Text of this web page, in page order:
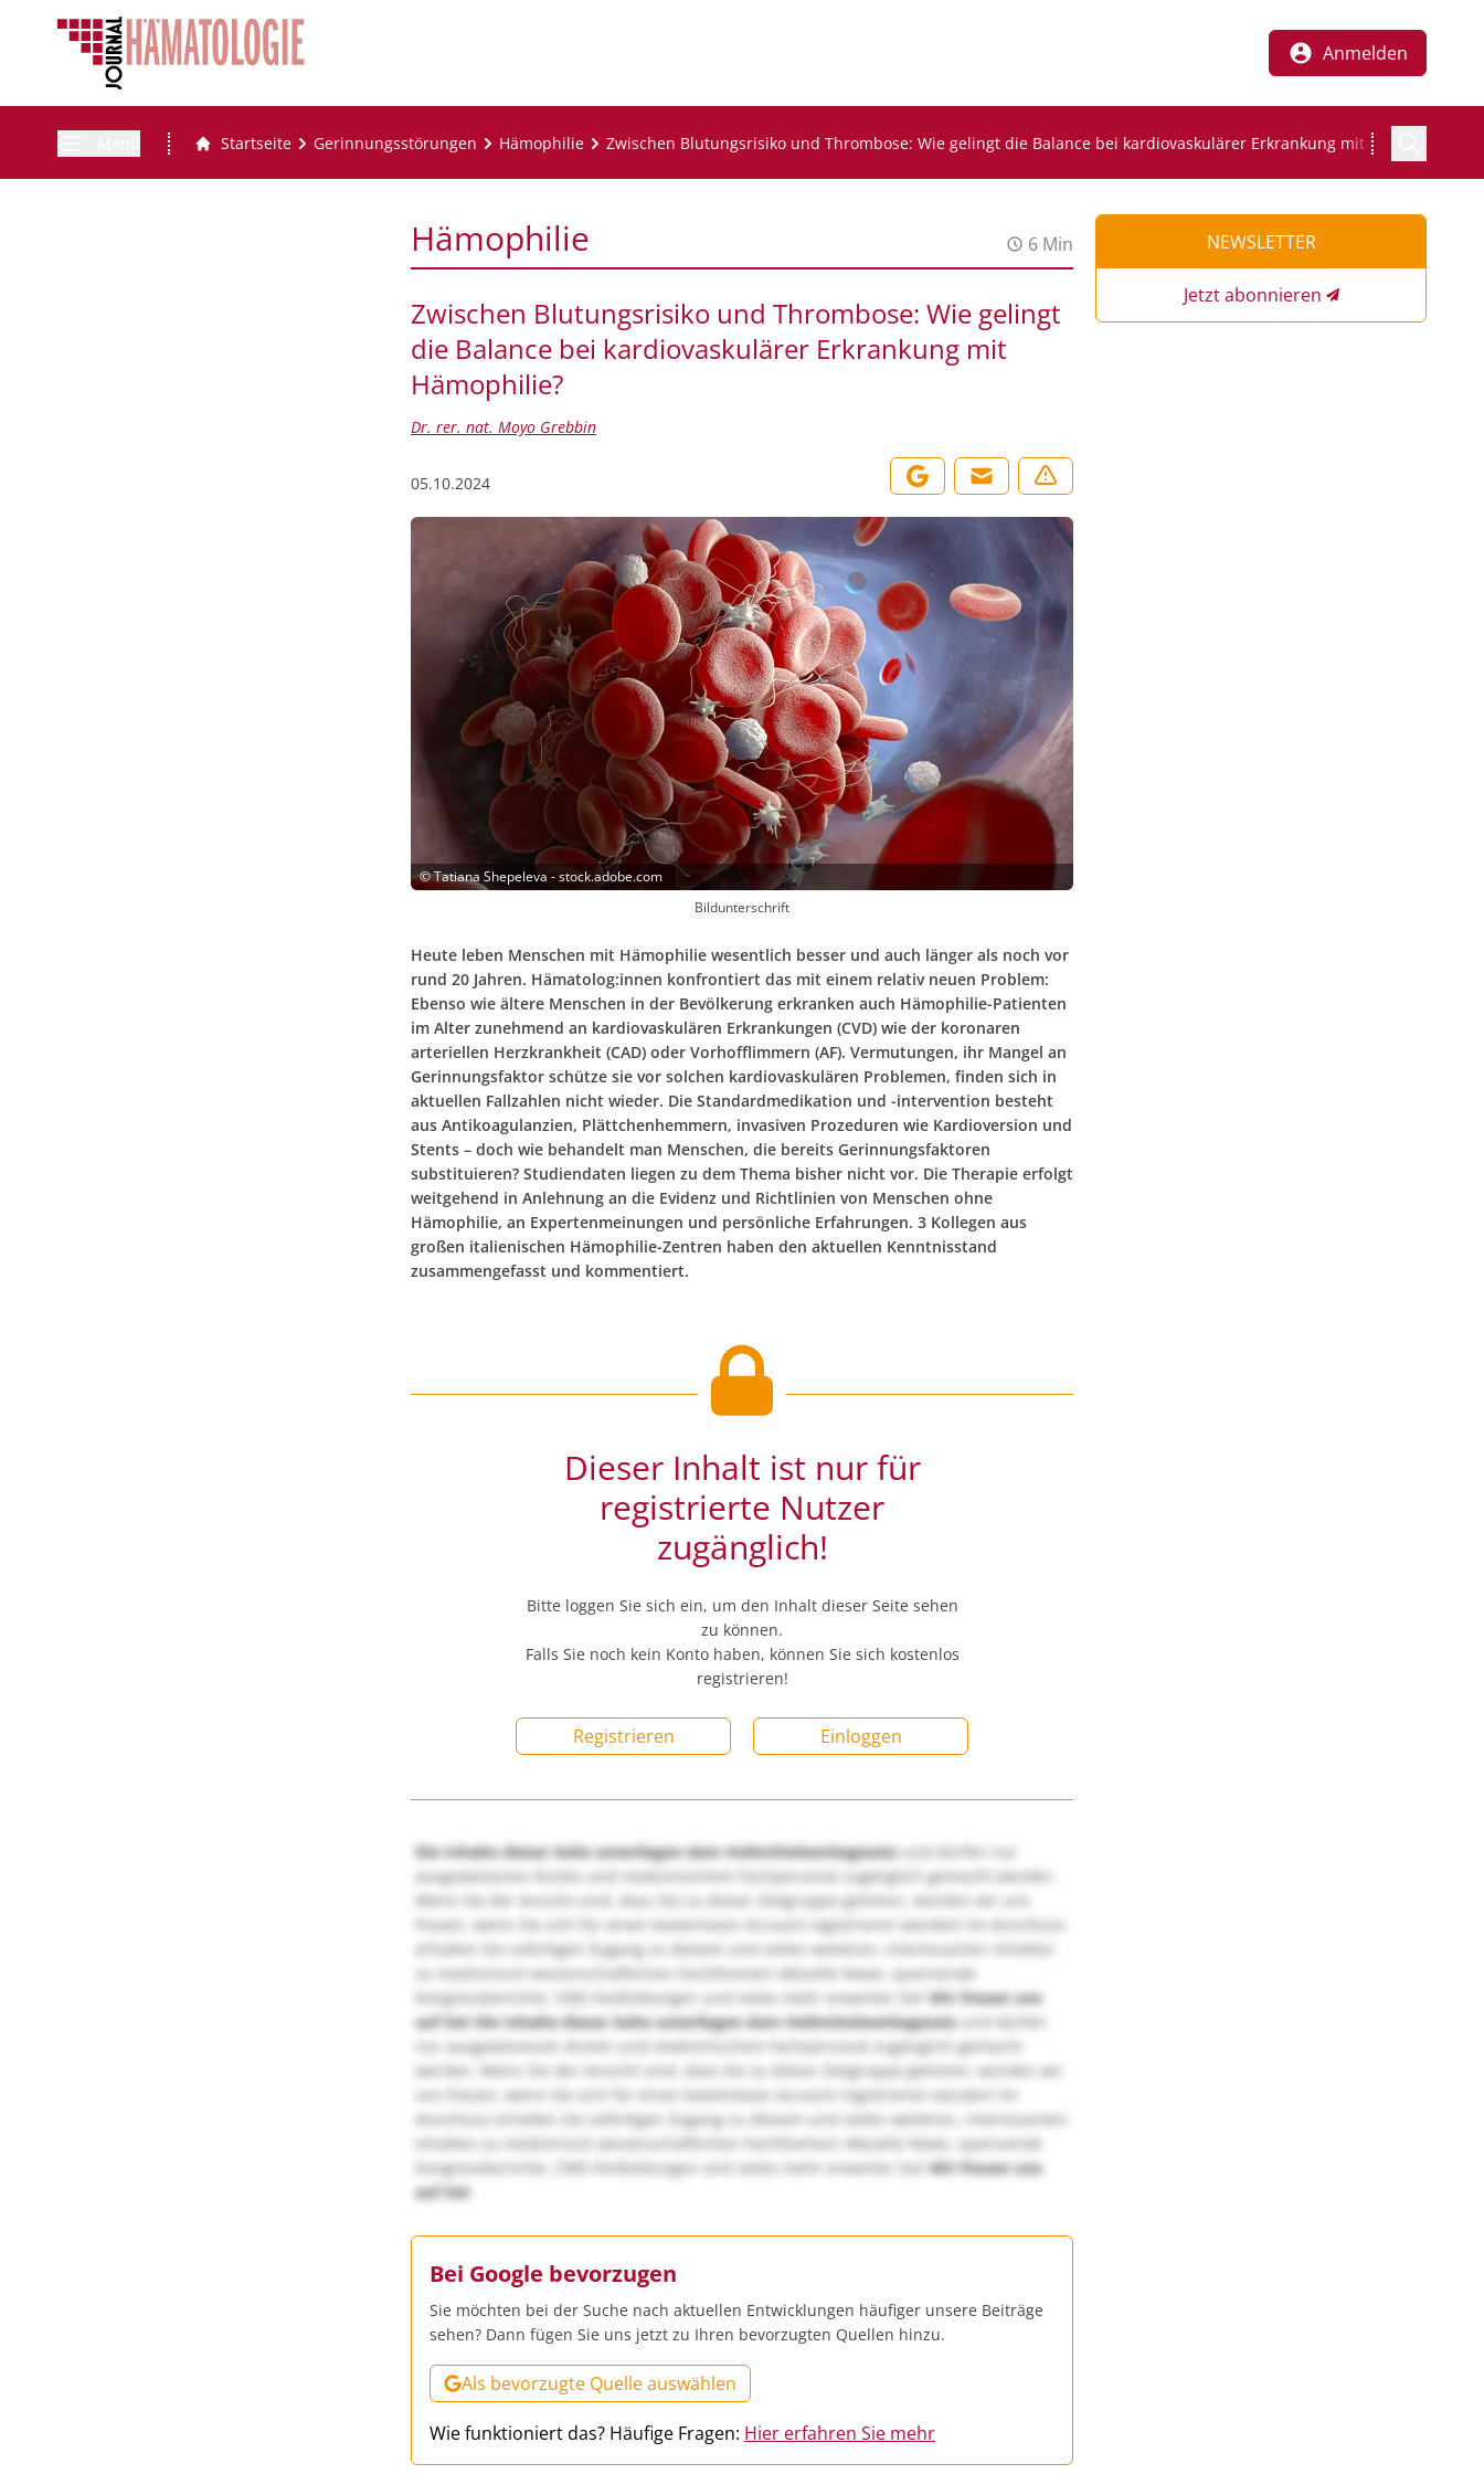
Anmelden
Startseite Gerinnungsstörungen Hämophilie Zwischen Blutungsrisiko und Thrombose: Wie gelingt die Balance bei kardiovaskulärer Erkrankung mit Hämophilie?
Hämophilie 6 Min
Zwischen Blutungsrisiko und Thrombose: Wie gelingt
die Balance bei kardiovaskulärer Erkrankung mit
Hämophilie?
Dr. rer. nat. Moyo Grebbin
05.10.2024
©Tatiana Shepeleva - stock.adobe.com
Bildunterschrift
Heute leben Menschen mit Hämophilie wesentlich besser und auch länger als noch vor
rund 20 Jahren. Hämatolog:innen konfrontiert das mit einem relativ neuen Problem:
Ebenso wie ältere Menschen in der Bevölkerung erkranken auch Hämophilie-Patienten
im Alter zunehmend an kardiovaskulären Erkrankungen (CVD) wie der koronaren
arteriellen Herzkrankheit (CAD) oder Vorhofflimmern (AF). Vermutungen, ihr Mangel an
Gerinnungsfaktor schütze sie vor solchen kardiovaskulären Problemen, finden sich in
aktuellen Fallzahlen nicht wieder. Die Standardmedikation und -intervention besteht
aus Antikoagulanzien, Plättchenhemmern, invasiven Prozeduren wie Kardioversion und
Stents – doch wie behandelt man Menschen, die bereits Gerinnungsfaktoren
substituieren? Studiendaten liegen zu dem Thema bisher nicht vor. Die Therapie erfolgt
weitgehend in Anlehnung an die Evidenz und Richtlinien von Menschen ohne
Hämophilie, an Expertenmeinungen und persönliche Erfahrungen. 3 Kollegen aus
großen italienischen Hämophilie-Zentren haben den aktuellen Kenntnisstand
zusammengefasst und kommentiert.
Dieser Inhalt ist nur für
registrierte Nutzer
zugänglich!
Bitte loggen Sie sich ein, um den Inhalt dieser Seite sehen
zu können.
Falls Sie noch kein Konto haben, können Sie sich kostenlos
registrieren!
Registrieren Einloggen
Die Inhalte dieser Seite unterliegen dem Heilmittelwerbegesetzund dürfen nur
ausgewiesenen Ärzten und medizinischem Fachpersonal zugänglich gemacht werden.
Wenn Sie der Ansicht sind, dass Sie zu dieser Zielgruppe gehören, würden wir uns
freuen, wenn Sie sich für einen kostenlosen Account registrieren würden! Im Anschluss
erhalten Sie sofortigen Zugang zu diesem und vielen weiteren, interessanten Inhalten
zu medizinisch-wissenschaftlichen Fachthemen! Aktuelle News, spannende
Kongressberichte, CME-Fortbildungen und vieles mehr erwarten Sie!Wir freuen uns
auf Sie! Die Inhalte dieser Seite unterliegen dem Heilmittelwerbegesetzund dürfen
nur ausgewiesenen Ärzten und medizinischem Fachpersonal zugänglich gemacht
werden. Wenn Sie der Ansicht sind, dass Sie zu dieser Zielgruppe gehören, würden wir
uns freuen, wenn Sie sich für einen kostenlosen Account registrieren würden! Im
Anschluss erhalten Sie sofortigen Zugang zu diesem und vielen weiteren, interessanten
Inhalten zu medizinisch-wissenschaftlichen Fachthemen! Aktuelle News, spannende
Kongressberichte, CME-Fortbildungen und vieles mehr erwarten Sie! Wir freuen uns
auf Sie!
Bei Google bevorzugen
Sie möchten bei der Suche nach aktuellen Entwicklungen häufiger unsere Beiträge
sehen? Dann fügen Sie uns jetzt zu Ihren bevorzugten Quellen hinzu.
Als bevorzugte Quelle auswählen
Wie funktioniert das? Häufige Fragen: Hier erfahren Sie mehr
NEWSLETTER
Jetzt abonnieren